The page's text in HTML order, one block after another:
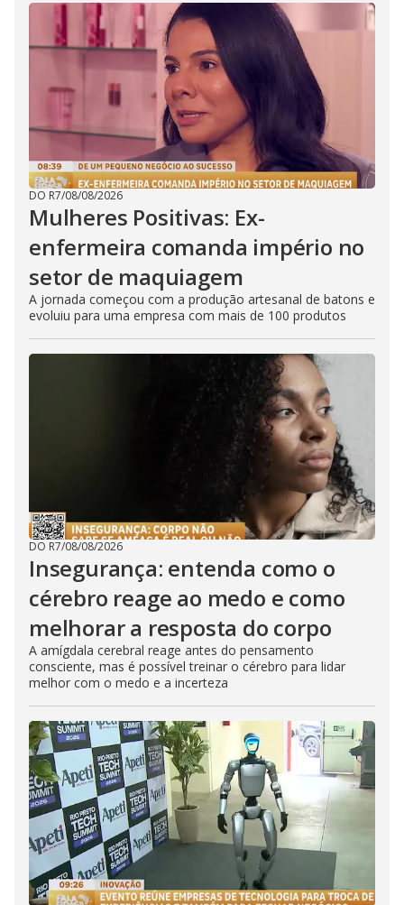
DO R7/08/08/2026
Mulheres Positivas: Ex-
enfermeira comanda império no
setor de maquiagem
A jornada começou com a produção artesanal de batons e
evoluiu para uma empresa com mais de 100 produtos
DO R7/08/08/2026
Insegurança: entenda como o
cérebro reage ao medo e como
melhorar a resposta do corpo
A amígdala cerebral reage antes do pensamento
consciente, mas é possível treinar o cérebro para lidar
melhor com o medo e a incerteza